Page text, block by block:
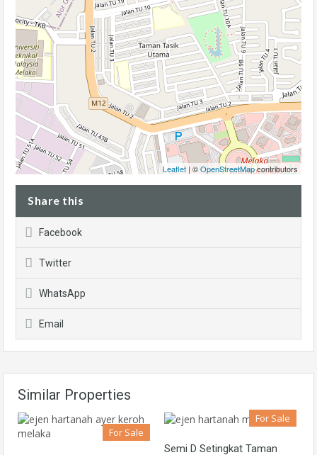
Leaflet | ©OpenStreetMapcontributors
Share this
Facebook
Twitter
WhatsApp
Email
Similar Properties
For Sale
For Sale
Semi D Setingkat Taman